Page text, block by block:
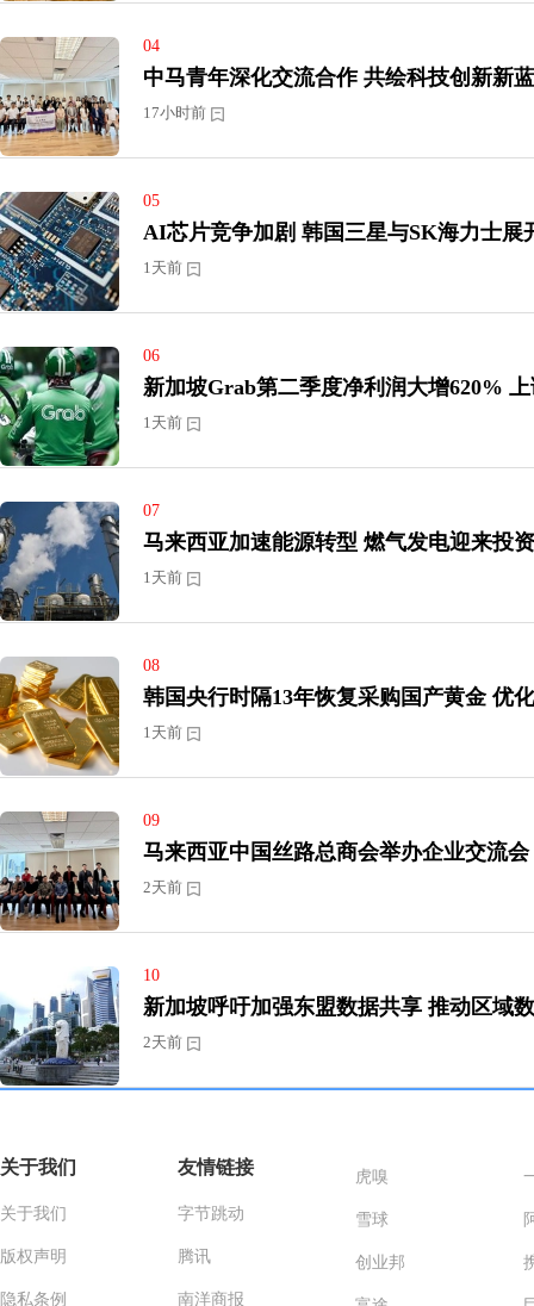
04
中马青年深化交流合作 共绘科技创新
17小时前
05
AI芯片竞争加剧 韩国三星与SK
1天前
06
新加
1天前
07
马来西亚加速能源转型 燃气发电
1天前
08
韩国央行时
1天前
09
2天前
10
新加坡呼吁加强东盟数
2天前
关于我们
关于我们
版权声明
隐私条例
友情链接
字节跳动
腾讯
南洋商报
虎嗅
雪球
创业邦